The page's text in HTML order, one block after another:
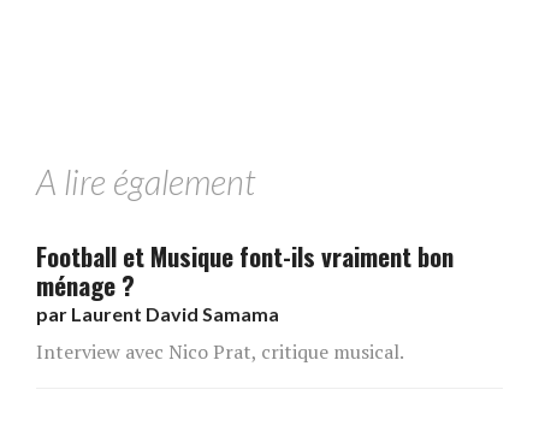
A lire également
Football et Musique font-ils vraiment bon
ménage ?
par Laurent David Samama
Interview avec Nico Prat, critique musical.